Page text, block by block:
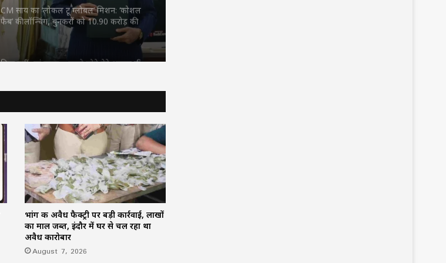
पिता नहीं, मां फरार… सबसे छोटे बेटे आबान की
जिम्मेदारी आखिर किसने उठाई?
शिकायतें सुनते ही एक्शन में CM मोहन यादव,
के बाद तुर्की को मिलेगा पाकिस्तान का परमाणु
कवच
महतारी वंदन की 30वीं किस्त जारी : CM साय ने
67.20 लाख महिलाओं के खातों में ट्रांसफर किए
₹630.55 करोड़
CM साय का ‘लोकल टू ग्लोबल’ मिशन: ‘कोशल
फैब’ की लॉन्चिंग, बुनकरों को 10.90 करोड़ की
मदद; आत्मसमर्पित महिलाओं ने किया रैंप वॉक
भांग की अवैध फैक्ट्री पर बड़ी कार्रवाई, लाखों
का माल जब्त, इंदौर में घर से चल रहा था
अवैध कारोबार
August 7, 2026